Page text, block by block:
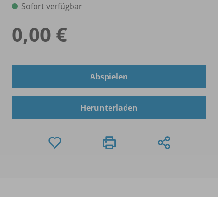
Sofort verfügbar
0,00 €
Abspielen
Herunterladen